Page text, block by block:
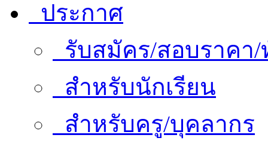
ประกาศ
รับสมัคร/สอบราคา/
สำหรับนักเรียน
สำหรับครู/บุคลากร